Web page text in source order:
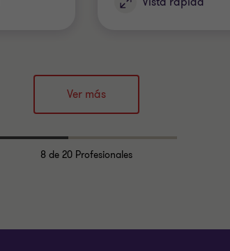
Ver más
8 de 20 Profesionales